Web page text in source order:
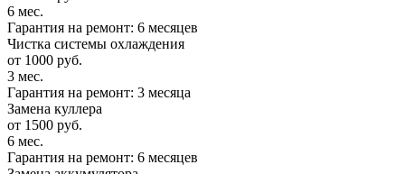
6 мес.
Гарантия на ремонт: 6 месяцев
Чистка системы охлаждения
от 1000 руб.
3 мес.
Гарантия на ремонт: 3 месяца
Замена куллера
от 1500 руб.
6 мес.
Гарантия на ремонт: 6 месяцев